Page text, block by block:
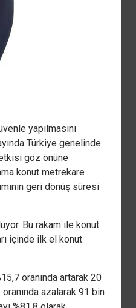
yapılmasını
Türkiye genelinde
göz önüne
konut metrekare
geri dönüş süresi
Bu rakam ile konut
içinde ilk el konut
oranında artarak 20
oranında azalarak 91 bin